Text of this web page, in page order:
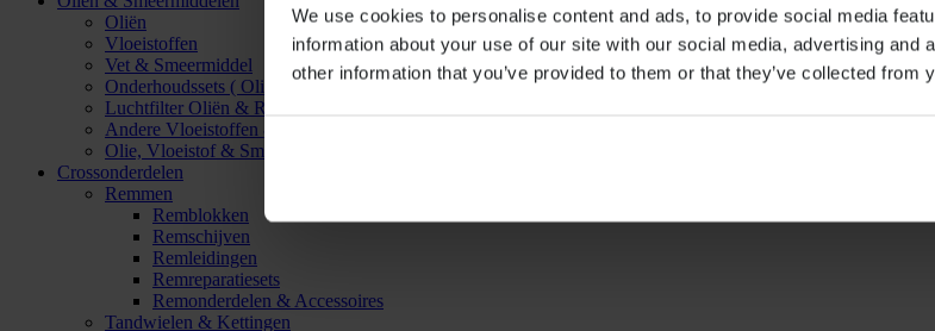
We use cookies to personalise content and ads, to provide social media
information about your use of our site with our social media, advertising and
other information that you’ve provided to them or that they’ve collected from
Oliën
Vloeistoffen
Vet & Smeermiddel
Onderhoudssets ( Olie & Filter)
Luchtfilter Oliën & Reinigers
Andere Vloeistoffen & Smeermiddelen
Olie, Vloeistof & Smeermiddel Accessoires
Crossonderdelen
Remmen
Remblokken
Remschijven
Remleidingen
Remreparatiesets
Remonderdelen & Accessoires
Tandwielen & Kettingen